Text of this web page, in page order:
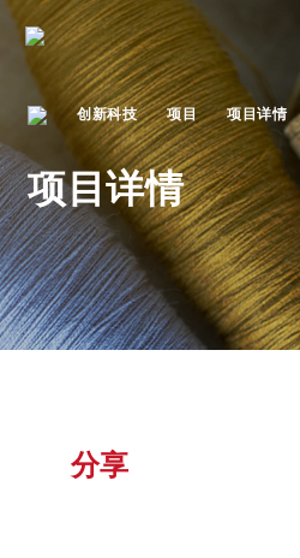
创新科技 项目 项目详情
项目详情
分享